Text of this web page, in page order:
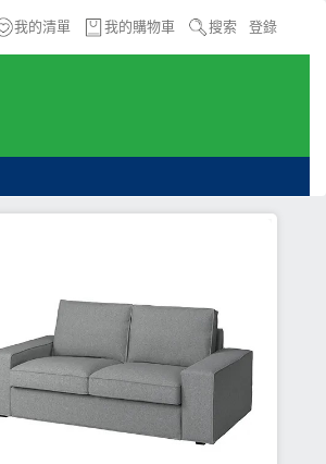
我的清單 我的購物車 搜索 登錄